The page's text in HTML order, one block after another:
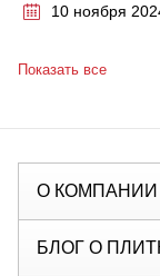
10 ноября
Показать все
О КОМПАНИИ
БЛОГ О